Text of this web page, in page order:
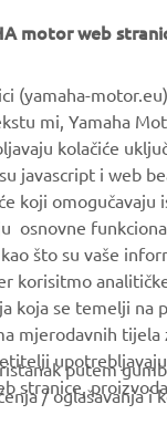
motor web
(yamaha-
mi, Yamaha
kolačiće
javascript i web
koji omogučavaju
osnovne
što su vaše
korisitmo
koja se temelji na
mjerodavnih
stranice,
putem
/ oglašavanja i